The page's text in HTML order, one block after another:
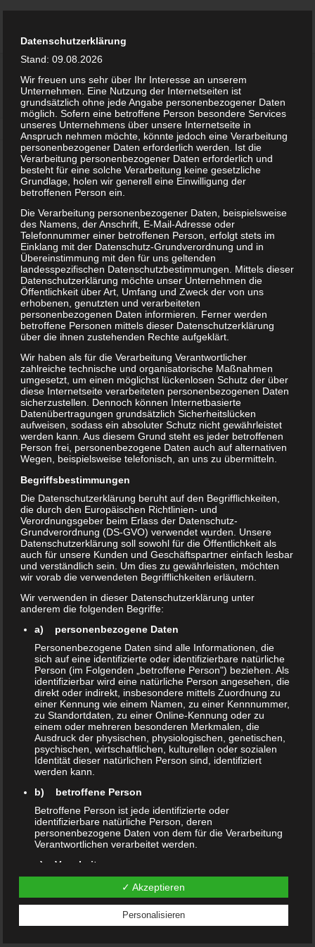
Der Fashion & Textil Experte
ANGEBOTE THEMEN VIDEO REFERENZEN
NEWS KONTAKT
IMPRESSUM
Information according to § 18 para. 2 Medienstaatsvertrag
Jochen Strähle
Lindenstrasse 30
72764 Reutlingen
Deutschland
Vertreten durch:Jochen Strähle
Kontakt:
Telefon: 0176-32613002
E-Mail:
Haftungsausschluss
Haftung für Links:
Unser Angebot enthält Links zu externen Webseiten Dritter, auf deren
Inhalte wir keinen Einfluss haben. Deshalb können wir für diese fremden
Inhalte auch keine Gewähr übernehmen. Für die Inhalte der verlinkten
Seiten ist stets der jeweilige Anbieter oder Betreiber der Seiten
verantwortlich. Die verlinkten Seiten wurden zum Zeitpunkt der
Verlinkung auf mögliche Rechtsverstöße überprüft. Rechtswidrige
Inhalte waren zum Zeitpunkt der Verlinkung nicht erkennbar. Eine
permanente inhaltliche Kontrolle der verlinkten Seiten ist jedoch ohne
konkrete Anhaltspunkte einer Rechtsverletzung nicht zumutbar. Bei
Bekanntwerden von Rechtsverletzungen werden wir derartige Links
umgehend entfernen.
Liability for content:
Die Inhalte unserer Seiten wurden mit größter Sorgfalt erstellt. Für die
Richtigkeit, Vollständigkeit und Aktualität der Inhalte können wir jedoch
keine Gewähr übernehmen. Als Diensteanbieter sind wir gemäß § 7
Abs.1 TMG für eigene Inhalte auf diesen Seiten nach den allgemeinen
Gesetzen verantwortlich. Nach § 8 bis 10 TMG sind wir als
Diensteanbieter jedoch nicht verpflichtet, übermittelte oder
Umständen zu forschen, die auf eine rechtswidrige Tätigkeit hinweisen.
Verpflichtungen zur Entfernung oder Sperrung der Nutzung von
Informationen nach den allgemeinen Gesetzen bleiben hiervon
unberührt. Eine diesbezügliche Haftung ist jedoch erst ab dem
Zeitpunkt der Kenntnis einer konkreten Rechtsverletzung möglich. Bei
Bekanntwerden von entsprechenden Rechtsverletzungen werden wir
diese Inhalte umgehend entfernen.
Urheberrecht
Die durch die Seitenbetreiber erstellten Inhalte und Werke auf diesen
Seiten unterliegen dem deutschen Urheberrecht. Die Vervielfältigung,
Grenzen des Urheberrechtes bedürfen der schriftlichen Zustimmung
des jeweiligen Autors bzw. Erstellers. Downloads und Kopien dieser
Seite sind nur für den privaten, nicht kommerziellen Gebrauch gestattet.
Soweit die Inhalte auf dieser Seite nicht vom Betreiber erstellt wurden,
werden die Urheberrechte Dritter beachtet. Insbesondere werden
Inhalte Dritter als solche gekennzeichnet. Sollten Sie trotzdem auf eine
Urheberrechtsverletzung aufmerksam werden, bitten wir um einen
entsprechenden Hinweis. Bei Bekanntwerden von Rechtsverletzungen
Datenschutzerklärung
Stand: 09.08.2026
Wir freuen uns sehr über Ihr Interesse an unserem
Unternehmen. Eine Nutzung der Internetseiten ist
grundsätzlich ohne jede Angabe personenbezogener Daten
möglich. Sofern eine betroffene Person besondere Services
unseres Unternehmens über unsere Internetseite in
Anspruch nehmen möchte, könnte jedoch eine Verarbeitung
personenbezogener Daten erforderlich werden. Ist die
Verarbeitung personenbezogener Daten erforderlich und
besteht für eine solche Verarbeitung keine gesetzliche
Grundlage, holen wir generell eine Einwilligung der
betroffenen Person ein.
Die Verarbeitung personenbezogener Daten, beispielsweise
des Namens, der Anschrift, E-Mail-Adresse oder
Telefonnummer einer betroffenen Person, erfolgt stets im
Einklang mit der Datenschutz-Grundverordnung und in
Übereinstimmung mit den für uns geltenden
landesspezifischen Datenschutzbestimmungen. Mittels dieser
Datenschutzerklärung möchte unser Unternehmen die
Öffentlichkeit über Art, Umfang und Zweck der von uns
erhobenen, genutzten und verarbeiteten
personenbezogenen Daten informieren. Ferner werden
betroffene Personen mittels dieser Datenschutzerklärung
über die ihnen zustehenden Rechte aufgeklärt.
Wir haben als für die Verarbeitung Verantwortlicher
zahlreiche technische und organisatorische Maßnahmen
umgesetzt, um einen möglichst lückenlosen Schutz der über
diese Internetseite verarbeiteten personenbezogenen Daten
sicherzustellen. Dennoch können Internetbasierte
Datenübertragungen grundsätzlich Sicherheitslücken
aufweisen, sodass ein absoluter Schutz nicht gewährleistet
werden kann. Aus diesem Grund steht es jeder betroffenen
Person frei, personenbezogene Daten auch auf alternativen
Wegen, beispielsweise telefonisch, an uns zu übermitteln.
Begriffsbestimmungen
Die Datenschutzerklärung beruht auf den Begrifflichkeiten,
die durch den Europäischen Richtlinien- und
Verordnungsgeber beim Erlass der Datenschutz-
Grundverordnung (DS-GVO) verwendet wurden. Unsere
Datenschutzerklärung soll sowohl für die Öffentlichkeit als
auch für unsere Kunden und Geschäftspartner einfach lesbar
und verständlich sein. Um dies zu gewährleisten, möchten
wir vorab die verwendeten Begrifflichkeiten erläutern.
Wir verwenden in dieser Datenschutzerklärung unter
anderem die folgenden Begriffe:
a) personenbezogene Daten
Personenbezogene Daten sind alle Informationen, die
sich auf eine identifizierte oder identifizierbare natürliche
Person (im Folgenden „betroffene Person") beziehen. Als
identifizierbar wird eine natürliche Person angesehen, die
direkt oder indirekt, insbesondere mittels Zuordnung zu
einer Kennung wie einem Namen, zu einer Kennnummer,
zu Standortdaten, zu einer Online-Kennung oder zu
einem oder mehreren besonderen Merkmalen, die
Ausdruck der physischen, physiologischen, genetischen,
psychischen, wirtschaftlichen, kulturellen oder sozialen
Identität dieser natürlichen Person sind, identifiziert
werden kann.
b) betroffene Person
Betroffene Person ist jede identifizierte oder
identifizierbare natürliche Person, deren
personenbezogene Daten von dem für die Verarbeitung
Verantwortlichen verarbeitet werden.
c) Verarbeitung
Verarbeitung ist jeder mit oder ohne Hilfe automatisierter
Verfahren ausgeführte Vorgang oder jede solche
Vorgangsreihe im Zusammenhang mit
personenbezogenen Daten wie das Erheben, das
Erfassen, die Organisation, das Ordnen, die Speicherung,
✓ Akzeptieren
Personalisieren